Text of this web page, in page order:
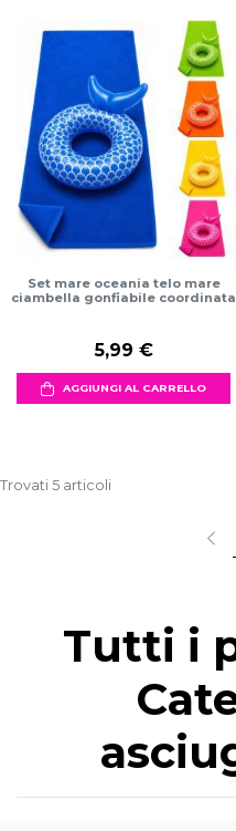
Set mare oceania telo mare
ciambella gonfiabile coordinata
5,99 €
AGGIUNGI AL CARRELLO
Trovati 5 articoli
Tutti i